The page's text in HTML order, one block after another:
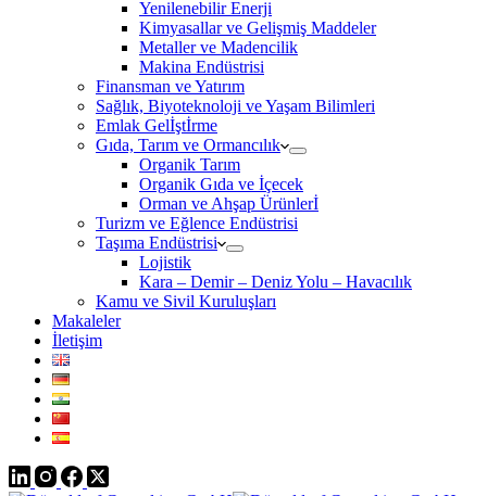
Yenilenebilir Enerji
Kimyasallar ve Gelişmiş Maddeler
Metaller ve Madencilik
Makina Endüstrisi
Finansman ve Yatırım
Sağlık, Biyoteknoloji ve Yaşam Bilimleri
Emlak Gelİştİrme
Gıda, Tarım ve Ormancılık
Organik Tarım
Organik Gıda ve İçecek
Orman ve Ahşap Ürünlerİ
Turizm ve Eğlence Endüstrisi
Taşıma Endüstrisi
Lojistik
Kara – Demir – Deniz Yolu – Havacılık
Kamu ve Sivil Kuruluşları
Makaleler
İletişim